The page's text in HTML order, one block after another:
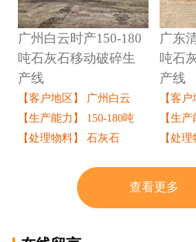
广州白云时产150-180
吨石灰石移动破碎生
产线
【客户地区】 广州白云
【生产能力】 150-180吨
【处理物料】 石灰石
广东
吨石
产线
【客
【生
【处
查看更多